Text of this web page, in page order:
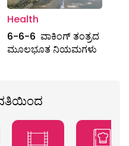
Health
6-6-6 ವಾಕಿಂಗ್ ತಂತ್ರದ
ಮೂಲಭೂತ ನಿಯಮಗಳು